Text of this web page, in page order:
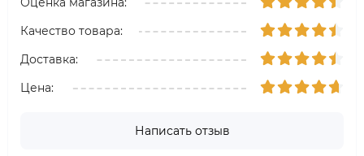
Качество товара:
Доставка:
Цена:
Написать отзыв